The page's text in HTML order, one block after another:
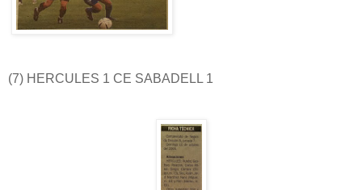
(7) HERCULES 1 CE SABADELL 1